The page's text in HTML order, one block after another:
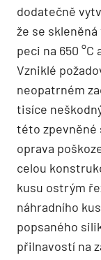
dodatečně
že se
peci na 650
Vzniklé
neopatrném
tisíce
této zpevněné
oprava
celou
kusu ostrým
náhradního
popsaného
přilnavostí na